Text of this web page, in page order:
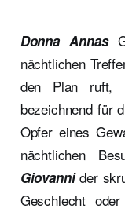
Donna Annas
nächtlichen
den Plan ruft,
bezeichnend für
Opfer eines
nächtlichen
Giovanni der
Geschlecht